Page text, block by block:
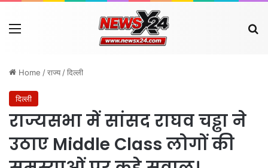
Menu
Home /राज्य /दिल्ली
दिल्ली
राज्यसभा में सांसद राघव चड्ढा ने
उठाए Middle Class लोगों की